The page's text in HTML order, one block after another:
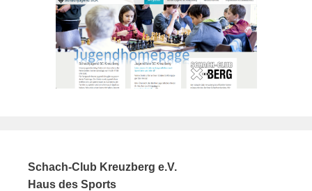
Schach-Club Kreuzberg e.V.
Haus des Sports